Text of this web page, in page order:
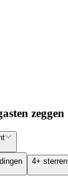
zeggen
4+ sterren